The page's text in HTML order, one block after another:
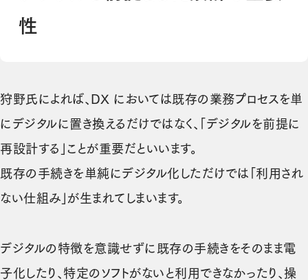
性
狩野氏によれば、DX においては既存の業務プロセスを単
にデジタルに置き換えるだけではなく、「デジタルを前提に
再設計する」ことが重要だといいます。
既存の手続きを単純にデジタル化しただけでは「利用され
ない仕組み」が生まれてしまいます。
デジタルの特徴を意識せずに既存の手続きをそのまま電
子化したり、特定のソフトがないと利用できなかったり、操